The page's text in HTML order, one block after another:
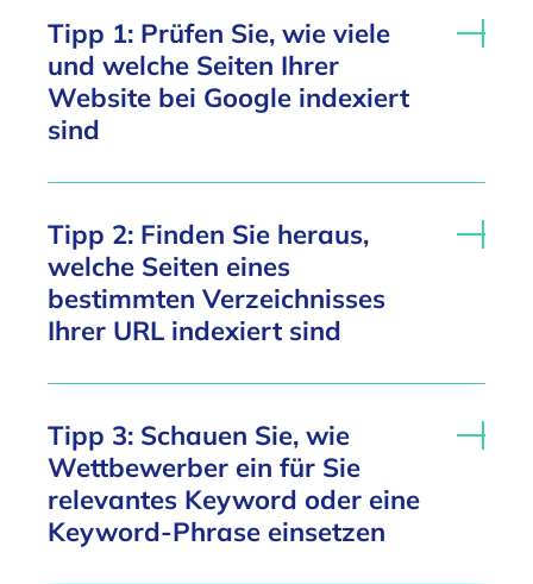
Tipp 1: Prüfen Sie, wie viele
und welche Seiten Ihrer
Website bei Google indexiert
sind
Tipp 2: Finden Sie heraus,
welche Seiten eines
bestimmten Verzeichnisses
Ihrer URL indexiert sind
Tipp 3: Schauen Sie, wie
Wettbewerber ein für Sie
relevantes Keyword oder eine
Keyword-Phrase einsetzen